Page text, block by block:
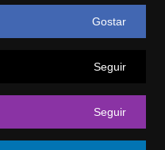
Gostar
Seguir
Seguir